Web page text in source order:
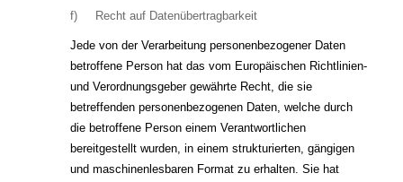
f) Recht auf Datenübertragbarkeit
Jede von der Verarbeitung personenbezogener Daten
betroffene Person hat das vom Europäischen Richtlinien-
und Verordnungsgeber gewährte Recht, die sie
betreffenden personenbezogenen Daten, welche durch
die betroffene Person einem Verantwortlichen
bereitgestellt wurden, in einem strukturierten, gängigen
und maschinenlesbaren Format zu erhalten. Sie hat